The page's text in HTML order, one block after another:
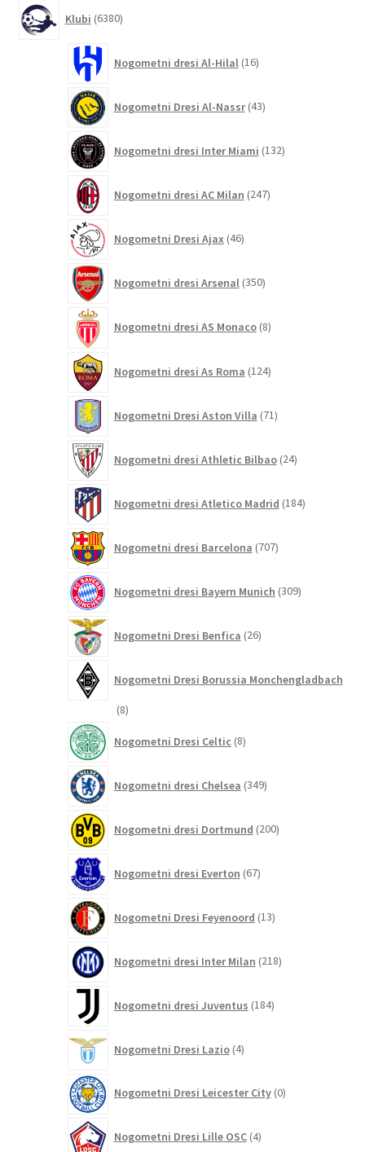
Klubi 6380izdelkov
Nogometni dresi Al-Hilal 16izdelkov
Nogometni Dresi Al-Nassr 43izdelkov
Nogometni dresi Inter Miami 132izdelkov
Nogometni dresi AC Milan 247izdelkov
Nogometni Dresi Ajax 46izdelkov
Nogometni dresi Arsenal 350izdelkov
Nogometni dresi AS Monaco 8izdelkov
Nogometni dresi As Roma 124izdelkov
Nogometni Dresi Aston Villa 71izdelkov
Nogometni dresi Athletic Bilbao 24izdelkov
Nogometni dresi Atletico Madrid 184izdelkov
Nogometni dresi Barcelona 707izdelkov
Nogometni dresi Bayern Munich 309izdelkov
Nogometni Dresi Benfica 26izdelkov
Nogometni Dresi Borussia Monchengladbach
88
Nogometni Dresi Celtic 8izdelkov
Nogometni dresi Chelsea 349izdelkov
Nogometni dresi Dortmund 200izdelkov
Nogometni dresi Everton 67izdelkov
Nogometni Dresi Feyenoord 13izdelkov
Nogometni dresi Inter Milan 218izdelkov
Nogometni dresi Juventus 184izdelkov
Nogometni Dresi Lazio 4izdelki
Nogometni Dresi Leicester City 0izdelkov
Nogometni Dresi Lille OSC 4izdelki